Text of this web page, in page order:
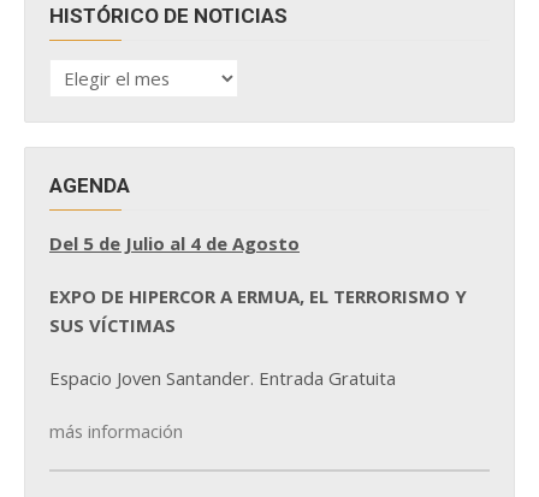
HISTÓRICO DE NOTICIAS
HISTÓRICO
DE
AGENDA
Del 5 de Julio al 4 de Agosto
EXPO DE HIPERCOR A ERMUA, EL TERRORISMO Y
SUS VÍCTIMAS
Espacio Joven Santander. Entrada Gratuita
más información